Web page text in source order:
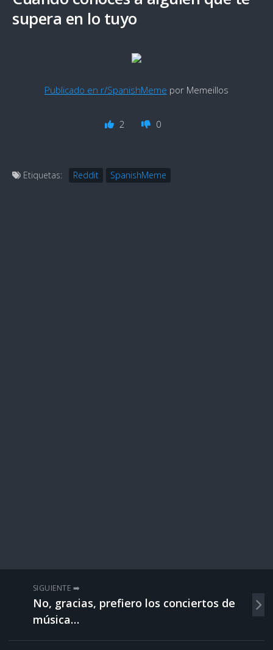
supera en lo tuyo
Publicado en r/SpanishMeme por Memeillos
2 0
Etiquetas: Reddit SpanishMeme
SIGUIENTE ➡️
No, gracias, prefiero los conciertos de
música…